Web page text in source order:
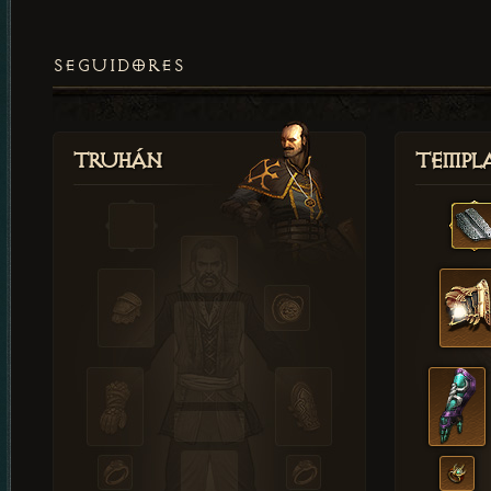
SEGUIDORES
Truhán